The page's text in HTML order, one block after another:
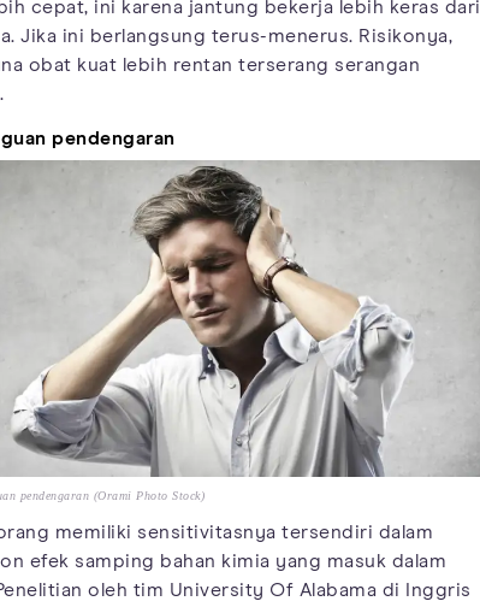
cepat, ini karena jantung bekerja lebih keras dari
Jika ini berlangsung terus-menerus. Risikonya,
obat kuat lebih rentan terserang serangan
pendengaran
pendengaran (Orami Photo Stock)
memiliki sensitivitasnya tersendiri dalam
efek samping bahan kimia yang masuk dalam
oleh tim University Of Alabama di Inggris